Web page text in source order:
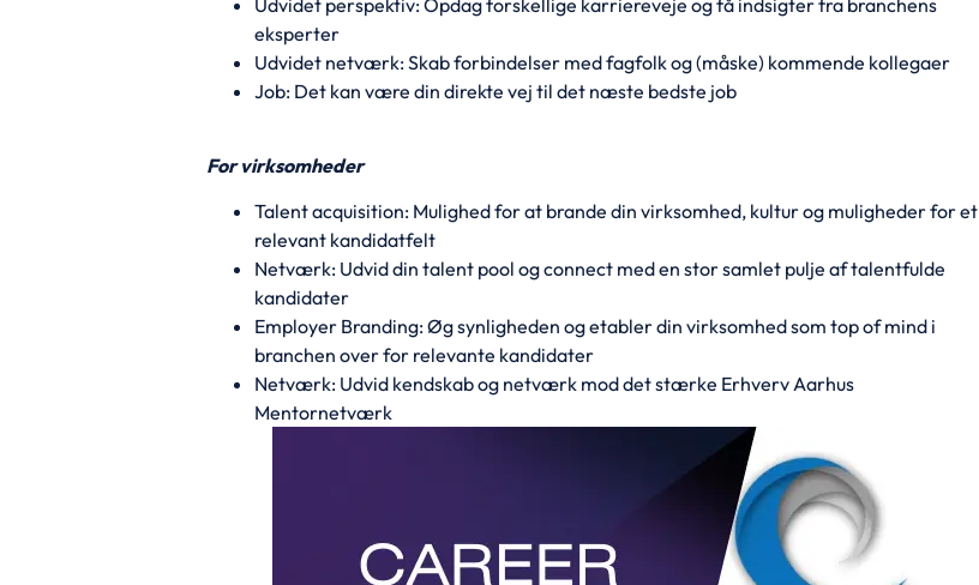
eksperter
Udvidet netværk: Skab forbindelser med fagfolk og (måske) kommende kollegaer
Job: Det kan være din direkte vej til det næste bedste job
For virksomheder
Talent acquisition: Mulighed for at brande din virksomhed, kultur og muligheder for et
relevant kandidatfelt
Netværk: Udvid din talent pool og connect med en stor samlet pulje af talentfulde
kandidater
Employer Branding: Øg synligheden og etabler din virksomhed som top of mind i
branchen over for relevante kandidater
Netværk: Udvid kendskab og netværk mod det stærke Erhverv Aarhus
Mentornetværk